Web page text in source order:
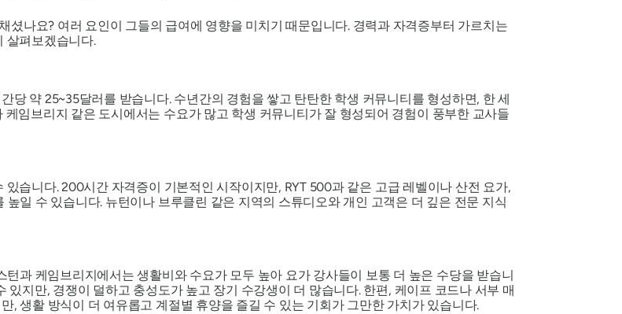
나요? 여러 요인이 그들의 급여에 영향을 미치기 때문입니다. 경력과 자격증부터 가르치는
살펴보겠습니다.
당 약 25~35달러를 받습니다. 수년간의 경험을 쌓고 탄탄한 학생 커뮤니티를 형성하면, 한 세
임브리지 같은 도시에서는 수요가 많고 학생 커뮤니티가 잘 형성되어 경험이 풍부한 교사들
습니다. 200시간 자격증이 기본적인 시작이지만, RYT 500과 같은 고급 레벨이나 산전 요가,
일 수 있습니다. 뉴턴이나 브루클린 같은 지역의 스튜디오와 개인 고객은 더 깊은 전문 지식
과 케임브리지에서는 생활비와 수요가 모두 높아 요가 강사들이 보통 더 높은 수당을 받습니
지만, 경쟁이 덜하고 충성도가 높고 장기 수강생이 더 많습니다. 한편, 케이프 코드나 서부 매
, 생활 방식이 더 여유롭고 계절별 휴양을 즐길 수 있는 기회가 그만한 가치가 있습니다.